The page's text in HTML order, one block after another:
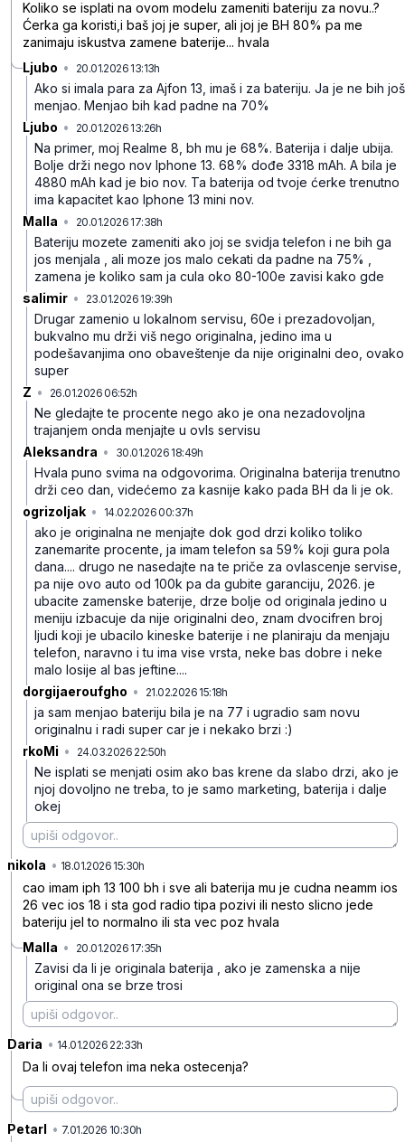
Koliko se isplati na ovom modelu zameniti bateriju za novu..?
Ćerka ga koristi,i baš joj je super, ali joj je BH 80% pa me
zanimaju iskustva zamene baterije... hvala
Ljubo • 20.01.2026 13:13h
Ako si imala para za Ajfon 13, imaš i za bateriju. Ja je ne bih još
menjao. Menjao bih kad padne na 70%
Ljubo • 20.01.2026 13:26h
Na primer, moj Realme 8, bh mu je 68%. Baterija i dalje ubija.
Bolje drži nego nov Iphone 13. 68% dođe 3318 mAh. A bila je
4880 mAh kad je bio nov. Ta baterija od tvoje ćerke trenutno
ima kapacitet kao Iphone 13 mini nov.
Malla • 20.01.2026 17:38h
Bateriju mozete zameniti ako joj se svidja telefon i ne bih ga
jos menjala , ali moze jos malo cekati da padne na 75% ,
zamena je koliko sam ja cula oko 80-100e zavisi kako gde
salimir • 23.01.2026 19:39h
Drugar zamenio u lokalnom servisu, 60e i prezadovoljan,
bukvalno mu drži viš nego originalna, jedino ima u
podešavanjima ono obaveštenje da nije originalni deo, ovako
super
Z • 26.01.2026 06:52h
Ne gledajte te procente nego ako je ona nezadovoljna
trajanjem onda menjajte u ovls servisu
Aleksandra • 30.01.2026 18:49h
Hvala puno svima na odgovorima. Originalna baterija trenutno
drži ceo dan, videćemo za kasnije kako pada BH da li je ok.
ogrizoljak • 14.02.2026 00:37h
ako je originalna ne menjajte dok god drzi koliko toliko
zanemarite procente, ja imam telefon sa 59% koji gura pola
dana.... drugo ne nasedajte na te priče za ovlascenje servise,
pa nije ovo auto od 100k pa da gubite garanciju, 2026. je
ubacite zamenske baterije, drze bolje od originala jedino u
meniju izbacuje da nije originalni deo, znam dvocifren broj
ljudi koji je ubacilo kineske baterije i ne planiraju da menjaju
telefon, naravno i tu ima vise vrsta, neke bas dobre i neke
malo losije al bas jeftine....
dorgijaeroufgho • 21.02.2026 15:18h
ja sam menjao bateriju bila je na 77 i ugradio sam novu
originalnu i radi super car je i nekako brzi :)
rkoMi • 24.03.2026 22:50h
Ne isplati se menjati osim ako bas krene da slabo drzi, ako je
njoj dovoljno ne treba, to je samo marketing, baterija i dalje
okej
nikola • 18.01.2026 15:30h
cao imam iph 13 100 bh i sve ali baterija mu je cudna neamm ios
26 vec ios 18 i sta god radio tipa pozivi ili nesto slicno jede
bateriju jel to normalno ili sta vec poz hvala
Malla • 20.01.2026 17:35h
Zavisi da li je originala baterija , ako je zamenska a nije
original ona se brze trosi
Daria • 14.01.2026 22:33h
Da li ovaj telefon ima neka ostecenja?
PetarI • 7.01.2026 10:30h